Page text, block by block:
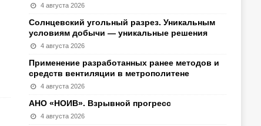
4 августа 2026
Солнцевский угольный разрез. Уникальным
условиям добычи — уникальные решения
4 августа 2026
Применение разработанных ранее методов и
средств вентиляции в метрополитене
4 августа 2026
АНО «НОИВ». Взрывной прогресс
4 августа 2026